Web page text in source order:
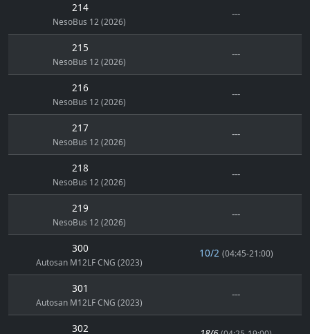
214
NesoBus 12 (2026)
---
215
NesoBus 12 (2026)
---
216
NesoBus 12 (2026)
---
217
NesoBus 12 (2026)
---
218
NesoBus 12 (2026)
---
219
NesoBus 12 (2026)
---
300
Autosan M12LF CNG (2023)
10/2 (04:45-21:00)
301
Autosan M12LF CNG (2023)
---
302